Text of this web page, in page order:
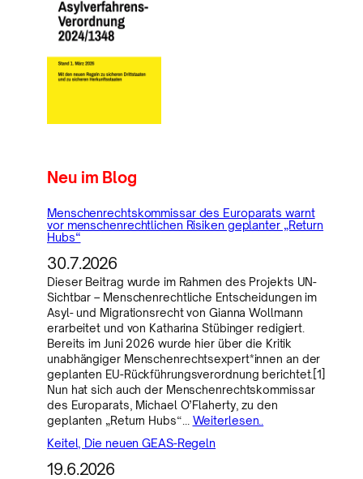
Neu im Blog
Menschenrechtskommissar des Europarats warnt
vor menschenrechtlichen Risiken geplanter „Return
Hubs“
30.7.2026
Dieser Beitrag wurde im Rahmen des Projekts UN-
Sichtbar – Menschenrechtliche Entscheidungen im
Asyl- und Migrationsrecht von Gianna Wollmann
erarbeitet und von Katharina Stübinger redigiert.
Bereits im Juni 2026 wurde hier über die Kritik
unabhängiger Menschenrechtsexpert*innen an der
geplanten EU-Rückführungsverordnung berichtet.[1]
Nun hat sich auch der Menschenrechtskommissar
des Europarats, Michael O’Flaherty, zu den
geplanten „Return Hubs“… Weiterlesen..
Keitel, Die neuen GEAS-Regeln
19.6.2026